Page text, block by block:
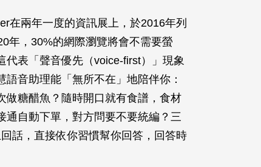
在兩年一度的資訊展上，於2016年列
年，30%的網際瀏覽將會不需要螢
代表「聲音優先（voice-first）」現象
音助理能「無所不在」地陪伴你：
做糖醋魚？隨時開口就有食譜，食材
通自動下單，對方問要不要統編？三
話，直接依你習慣幫你回答，回答時